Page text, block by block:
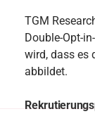
TGM
Double-Opt-
wird, dass es
abbildet.